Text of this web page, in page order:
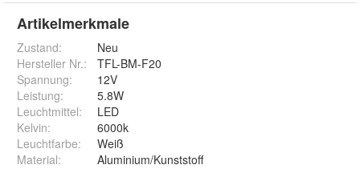
Artikelmerkmale
Zustand:
Neu
Hersteller Nr.:
TFL-BM-F20
Spannung:
12V
Leistung:
5.8W
Leuchtmittel:
LED
Kelvin:
6000k
Leuchtfarbe:
Weiß
Material: Aluminium/Kunststoff